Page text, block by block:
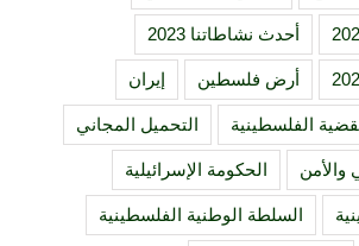
أحدث نشاطاتنا 2023
أرض فلسطين إيران
الفلسطينية التحميل المجاني
والأمن الحكومة الإسرائيلية
السلطة الوطنية الفلسطينية